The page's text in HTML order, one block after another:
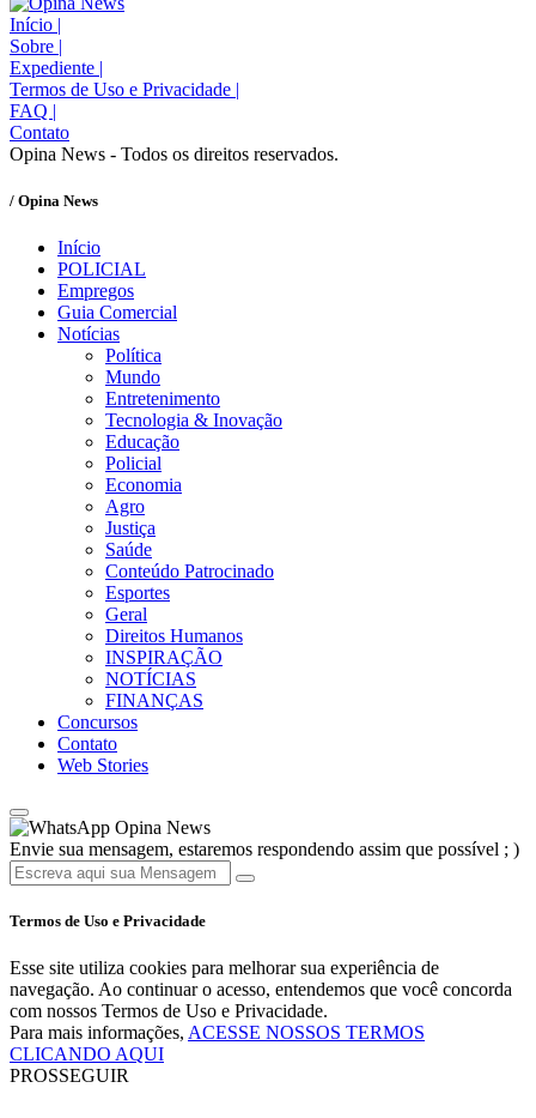
Início |
Sobre |
Expediente |
Termos de Uso e Privacidade |
FAQ |
Contato
Opina News - Todos os direitos reservados.
/ Opina News
Início
POLICIAL
Empregos
Guia Comercial
Notícias
Política
Mundo
Entretenimento
Tecnologia & Inovação
Educação
Policial
Economia
Agro
Justiça
Saúde
Conteúdo Patrocinado
Esportes
Geral
Direitos Humanos
INSPIRAÇÃO
NOTÍCIAS
FINANÇAS
Concursos
Contato
Web Stories
Opina News
Envie sua mensagem, estaremos respondendo assim que possível ; )
Termos de Uso e Privacidade
Esse site utiliza cookies para melhorar sua experiência de
navegação. Ao continuar o acesso, entendemos que você concorda
com nossos Termos de Uso e Privacidade.
Para mais informações, ACESSE NOSSOS TERMOS
CLICANDO AQUI
PROSSEGUIR